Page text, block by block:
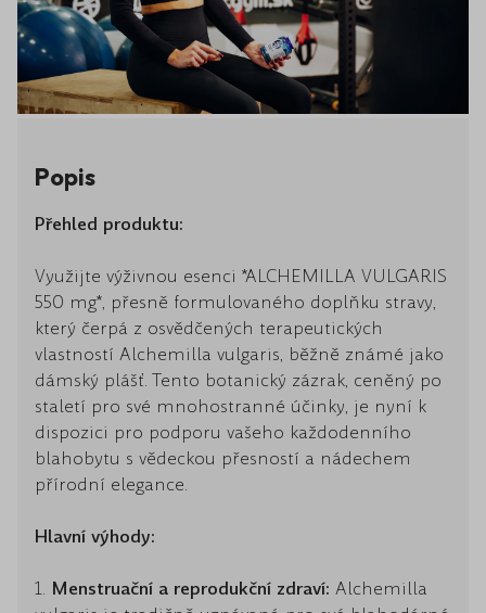
Popis
Přehled produktu:
Využijte výživnou esenci *ALCHEMILLA VULGARIS
550 mg*, přesně formulovaného doplňku stravy,
který čerpá z osvědčených terapeutických
vlastností Alchemilla vulgaris, běžně známé jako
dámský plášť. Tento botanický zázrak, ceněný po
staletí pro své mnohostranné účinky, je nyní k
dispozici pro podporu vašeho každodenního
blahobytu s vědeckou přesností a nádechem
přírodní elegance.
Hlavní výhody:
1. Menstruační a reprodukční zdraví: Alchemilla